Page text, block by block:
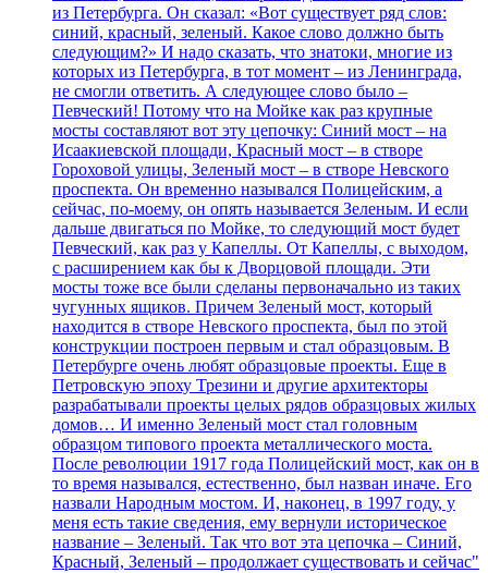
из Петербурга. Он сказал: «Вот существует ряд слов:
синий, красный, зеленый. Какое слово должно быть
следующим?» И надо сказать, что знатоки, многие из
которых из Петербурга, в тот момент – из Ленинграда,
не смогли ответить. А следующее слово было –
Певческий! Потому что на Мойке как раз крупные
мосты составляют вот эту цепочку: Синий мост – на
Исаакиевской площади, Красный мост – в створе
Гороховой улицы, Зеленый мост – в створе Невского
проспекта. Он временно назывался Полицейским, а
сейчас, по-моему, он опять называется Зеленым. И если
дальше двигаться по Мойке, то следующий мост будет
Певческий, как раз у Капеллы. От Капеллы, с выходом,
с расширением как бы к Дворцовой площади. Эти
мосты тоже все были сделаны первоначально из таких
чугунных ящиков. Причем Зеленый мост, который
находится в створе Невского проспекта, был по этой
конструкции построен первым и стал образцовым. В
Петербурге очень любят образцовые проекты. Еще в
Петровскую эпоху Трезини и другие архитекторы
разрабатывали проекты целых рядов образцовых жилых
домов… И именно Зеленый мост стал головным
образцом типового проекта металлического моста.
После революции 1917 года Полицейский мост, как он в
то время назывался, естественно, был назван иначе. Его
назвали Народным мостом. И, наконец, в 1997 году, у
меня есть такие сведения, ему вернули историческое
название – Зеленый. Так что вот эта цепочка – Синий,
Красный, Зеленый – продолжает существовать и сейчас"